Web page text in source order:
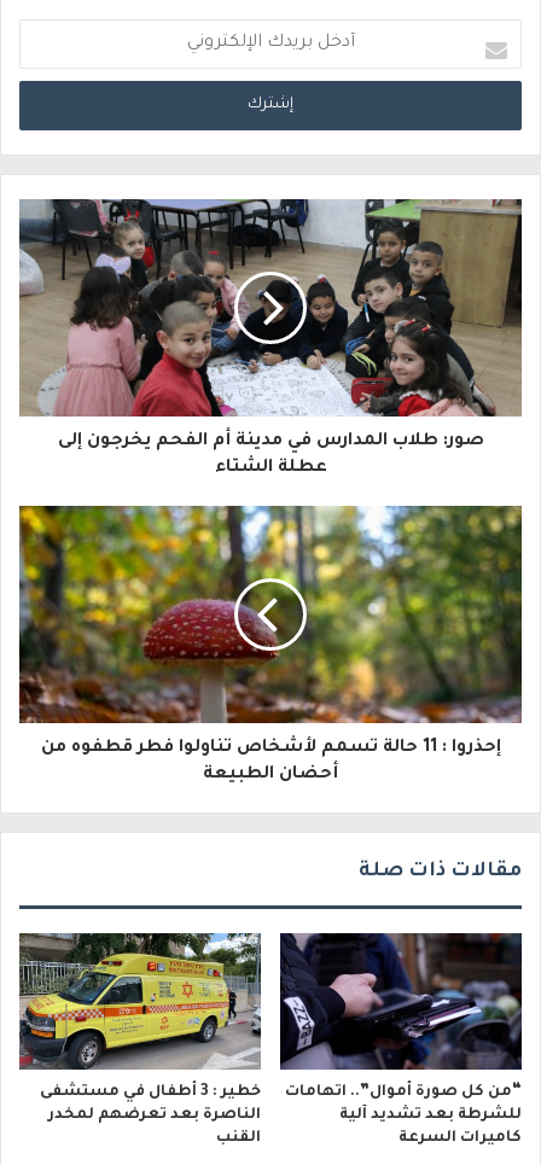
د
خ
ب
ر
ي
د
ك
ا
إ
ل
ك
ت
و
صور: طلاب المدارس في مدينة أم الفحم يخرجون إلى
عطلة الشتاء
إحذروا : 11 حالة تسمم لأشخاص تناولوا فطر قطفوه من
أحضان الطبيعة
مقالات ذات صلة
“من كل صورة أموال”.. اتهامات
للشرطة بعد تشديد آلية
كاميرات السرعة
خطير : 3 أطفال في مستشفى
الناصرة بعد تعرضهم لمخدر
القنب